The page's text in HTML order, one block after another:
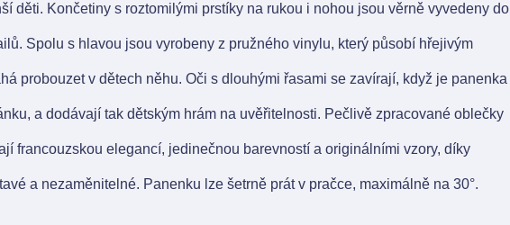
děti. Končetiny s roztomilými prstíky na rukou i nohou jsou věrně vyvedeny do
Spolu s hlavou jsou vyrobeny z pružného vinylu, který působí hřejivým
probouzet v dětech něhu. Oči s dlouhými řasami se zavírají, když je panenka
a dodávají tak dětským hrám na uvěřitelnosti. Pečlivě zpracované oblečky
francouzskou elegancí, jedinečnou barevností a originálními vzory, díky
a nezaměnitelné. Panenku lze šetrně prát v pračce, maximálně na 30°.